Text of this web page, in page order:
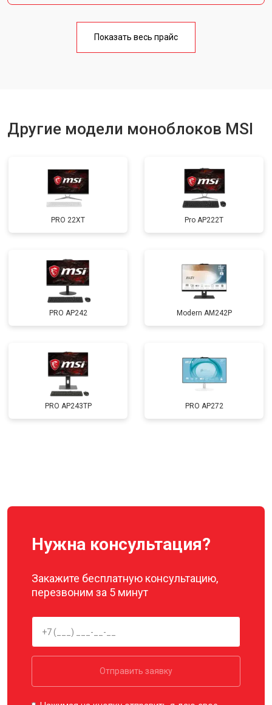
Показать весь прайс
Другие модели моноблоков MSI
PRO 22XT Pro AP222T
PRO AP242 Modern AM242P
PRO AP243TP PRO AP272
Нужна консультация?
Закажите бесплатную консультацию,
перезвоним за 5 минут
Отправить заявку